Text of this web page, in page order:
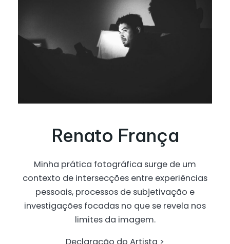
Renato França
Minha prática fotográfica surge de um
contexto de intersecções entre experiências
pessoais, processos de subjetivação e
investigações focadas no que se revela nos
limites da imagem.